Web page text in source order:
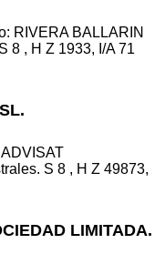
RIVERA BALLARIN
8 , H Z 1933, I/A 71
S 8 , H Z 49873,
LIMITADA.